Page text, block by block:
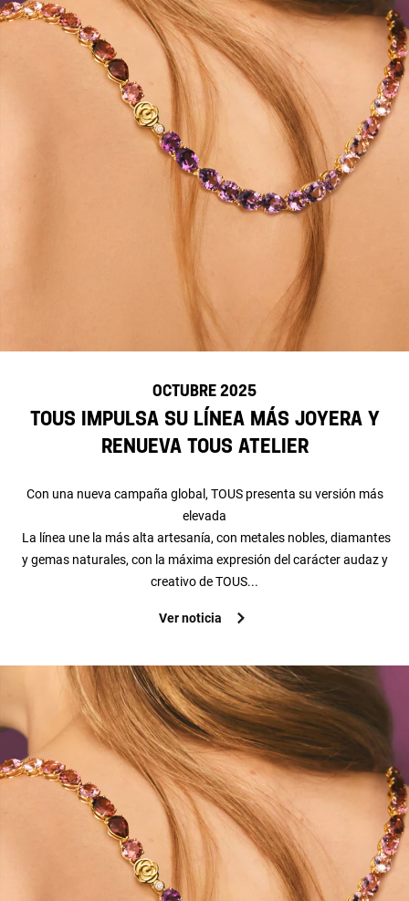
OCTUBRE 2025
TOUS impulsa su línea más joyera y
renueva TOUS Atelier
Con una nueva campaña global, TOUS presenta su versión más
elevada
La línea une la más alta artesanía, con metales nobles, diamantes
y gemas naturales, con la máxima expresión del carácter audaz y
creativo de TOUS...
Ver noticia